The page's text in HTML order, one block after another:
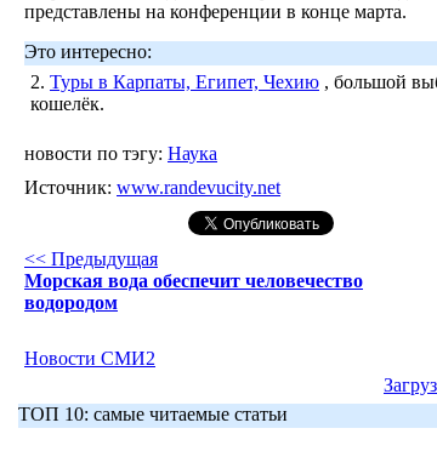
представлены на конференции в конце марта.
Это интересно:
2. Туры в Карпаты, Египет, Чехию , большой
кошелёк.
новости по тэгу: Наука
Источник: www.randevucity.net
<< Предыдущая
Морская вода обеспечит человечество
водородом
Новости СМИ2
ТОП 10: самые читаемые статьи